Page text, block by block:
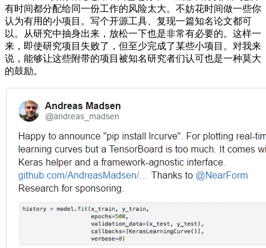
有时间都分配给同一份工作的风险太大。不妨花时间做一些你
认为有用的小项目。写个开源工具、复现一篇知名论文都可
以。从研究中抽身出来，放松一下也是非常有必要的。这样一
来，即使研究项目失败了，但至少完成了某些小项目。对我来
说，能够让这些附带的项目被知名研究者们认可也是一种莫大
的鼓励。